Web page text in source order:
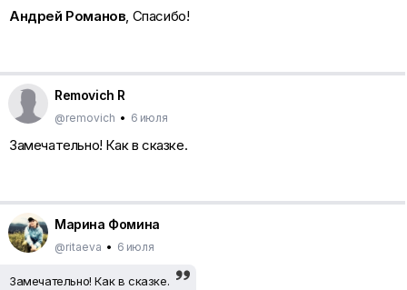
Андрей Романов, Спасибо!
Removich R
@removich • 6 июля
Замечательно! Как в сказке.
Марина Фомина
@ritaeva • 6 июля
Замечательно! Как в сказке.